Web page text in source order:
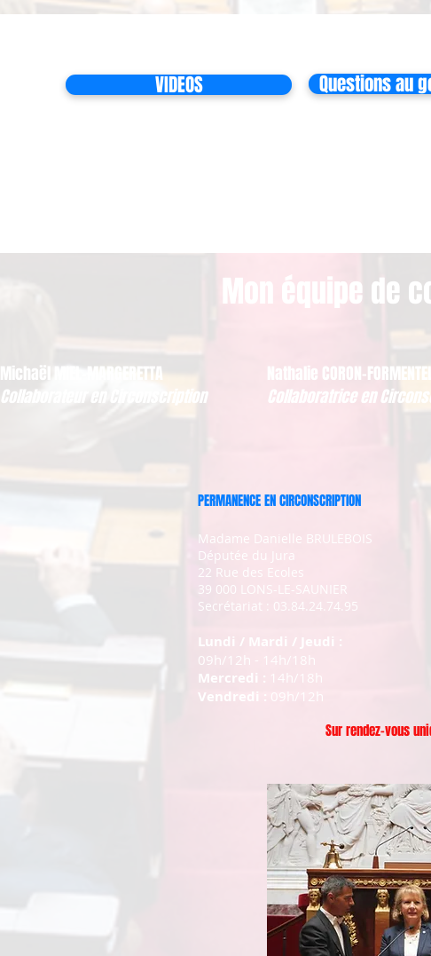
VIDEOS Questions au
Mon équipe de
Michaël MIEL-MARGERETTA
Collaborateur en Circonscription
Nathalie CORON-
Collaboratrice en
PERMANENCE EN CIRCONSCRIPTION
Madame Danielle BRULEBOIS
Députée du Jura
22 Rue des Ecoles
39 000 LONS-LE-SAUNIER
Secrétariat : 03.84.24.74.95
Lundi / Mardi / Jeudi :
09h/12h - 14h/18h
Mercredi : 14h/18h
Vendredi : 09h/12h
Sur rendez-vous